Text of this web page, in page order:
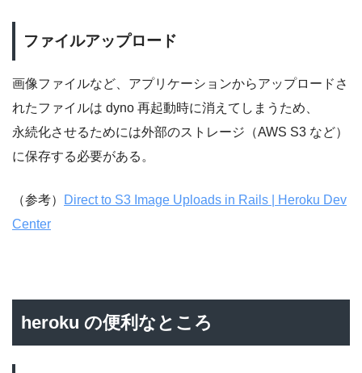
ファイルアップロード
画像ファイルなど、アプリケーションからアップロードさ
れたファイルは dyno 再起動時に消えてしまうため、
永続化させるためには外部のストレージ（AWS S3 など）
に保存する必要がある。
（参考）
Direct to S3 Image Uploads in Rails | Heroku Dev
Center
heroku の便利なところ